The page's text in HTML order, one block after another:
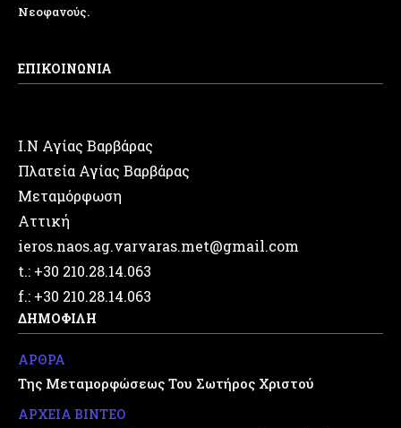
Νεοφανούς.
ΕΠΙΚΟΙΝΩΝΙΑ
Ι.Ν Αγίας Βαρβάρας
Πλατεία Αγίας Βαρβάρας
Μεταμόρφωση
Αττική
ieros.naos.ag.varvaras.met@gmail.com
t.: +30 210.28.14.063
f.: +30 210.28.14.063
ΔΗΜΟΦΙΛΗ
ΑΡΘΡΑ
Της Μεταμορφώσεως Του Σωτήρος Χριστού
ΑΡΧΕΙΑ ΒΙΝΤΕΟ